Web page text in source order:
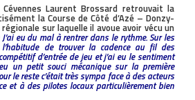
Laurent Brossard retrouvait la
la Course de Côté d’Azé – Donzy-
sur laquelle il avoue avoir vécu un
J’ai eu du mal à rentrer dans le rythme. Sur les
de trouver la cadence au fil des
d’entrée de jeu et j’ai eu le sentiment
un petit souci mécanique sur la première
le reste c’était très sympa face à des acteurs
et à des pilotes locaux particulièrement bien